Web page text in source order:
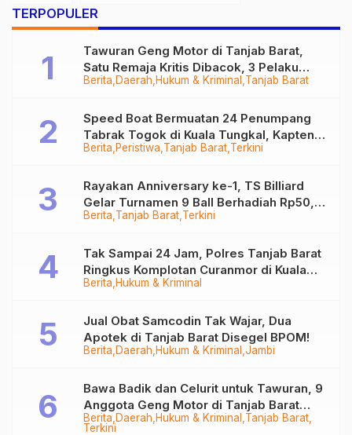
Polisi
Asuhan
TERPOPULER
Berita Daerah Hukum & Kriminal Tanjab Barat
Tawuran Geng Motor di Tanjab Barat,
Satu Remaja Kritis Dibacok, 3 Pelaku
Ditangkap
Berita Peristiwa Tanjab Barat Terkini
Speed Boat Bermuatan 24 Penumpang
Tabrak Togok di Kuala Tungkal, Kapten
Sempat Hilang
Berita Tanjab Barat Terkini
Rayakan Anniversary ke-1, TS Billiard
Gelar Turnamen 9 Ball Berhadiah Rp50,8
Juta
Berita Hukum & Kriminal
Tak Sampai 24 Jam, Polres Tanjab Barat
Ringkus Komplotan Curanmor di Kuala
Tungkal
Berita Daerah Hukum & Kriminal Jambi
Jual Obat Samcodin Tak Wajar, Dua
Apotek di Tanjab Barat Disegel BPOM!
Berita Daerah Hukum & Kriminal Tanjab Barat
Terkini
Bawa Badik dan Celurit untuk Tawuran, 9
Anggota Geng Motor di Tanjab Barat
Diringkus